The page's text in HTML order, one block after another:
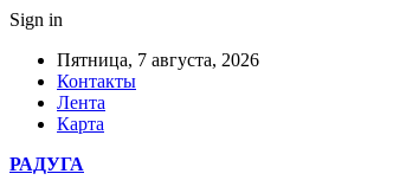
Sign in
Пятница, 7 августа, 2026
Контакты
Лента
Карта
РАДУГА